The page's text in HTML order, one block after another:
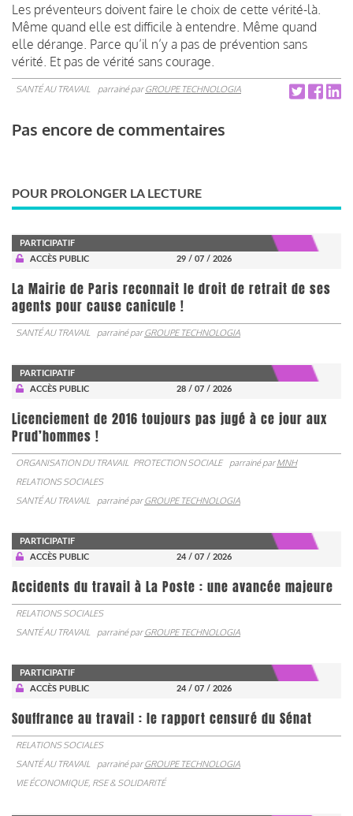
Les préventeurs doivent faire le choix de cette vérité-là.
Même quand elle est difficile à entendre. Même quand
elle dérange. Parce qu’il n’y a pas de prévention sans
vérité. Et pas de vérité sans courage.
SANTÉ AU TRAVAIL parrainé parGROUPE TECHNOLOGIA
Pas encore de commentaires
POUR PROLONGER LA LECTURE
PARTICIPATIF
ACCÈS PUBLIC
29 / 07 / 2026
La Mairie de Paris reconnait le droit de retrait de ses
agents pour cause canicule !
SANTÉ AU TRAVAIL parrainé parGROUPE TECHNOLOGIA
PARTICIPATIF
ACCÈS PUBLIC
28 / 07 / 2026
Licenciement de 2016 toujours pas jugé à ce jour aux
Prud’hommes !
ORGANISATION DU TRAVAIL PROTECTION SOCIALE parrainé parMNH
RELATIONS SOCIALES
SANTÉ AU TRAVAIL
parrainé parGROUPE TECHNOLOGIA
PARTICIPATIF
ACCÈS PUBLIC
24 / 07 / 2026
Accidents du travail à La Poste : une avancée majeure
RELATIONS SOCIALES
SANTÉ AU TRAVAIL
parrainé parGROUPE TECHNOLOGIA
PARTICIPATIF
ACCÈS PUBLIC
24 / 07 / 2026
Souffrance au travail : le rapport censuré du Sénat
RELATIONS SOCIALES
SANTÉ AU TRAVAIL
parrainé parGROUPE TECHNOLOGIA
VIE ÉCONOMIQUE, RSE & SOLIDARITÉ